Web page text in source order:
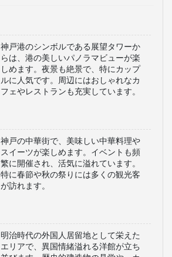
神戸港のシンボルである展望タワーか
らは、港の美しいパノラマビューが楽
しめます。夜景も絶景で、特にカップ
ルに人気です。周辺にはおしゃれなカ
フェやレストランも充実しています。
神戸の中華街で、美味しい中華料理や
スイーツが楽しめます。イベントも頻
繁に開催され、活気に溢れています。
特に春節や秋の祭りには多くの観光客
が訪れます。
明治時代の外国人居留地として栄えた
エリアで、異国情緒溢れる洋館が立ち